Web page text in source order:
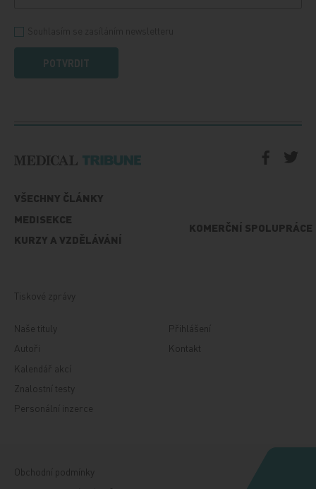
POTVRDIT
VŠECHNY ČLÁNKY
MEDISEKCE
KURZY A VZDĚLÁVÁNÍ
KOMERČNÍ SPOLUPRÁCE
Tiskové zprávy
Naše tituly
Autoři
Kalendář akcí
Znalostní testy
Personální inzerce
Přihlášení
Kontakt
Obchodní podmínky